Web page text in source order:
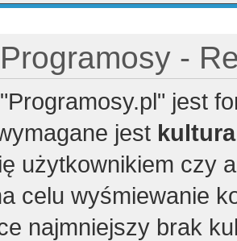
-
jest
jest
użytkownikiem czy
celu wyśmiewanie
najmniejszy brak